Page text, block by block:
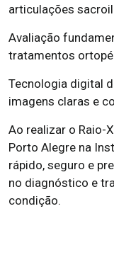
articulações
Avaliação
tratamentos
Tecnologia digital
imagens claras e
Ao realizar o Raio-
Porto Alegre na
rápido, seguro e
no diagnóstico e
condição.